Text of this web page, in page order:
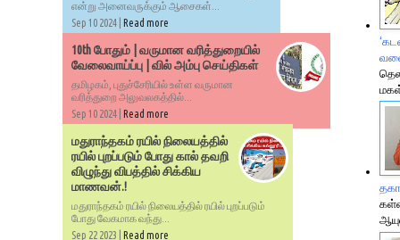
என்று அனைவருக்கும் ஆசைகள்...
Sep 10 2024 | Read more
10th போதும் | வருமான வரித்துறையில்
வேலைவாய்ப்பு | வில் அம்பு செய்திகள்
தமிழகம், புதுச்சேரியில் உள்ள வருமான
வரித்துறை அலுவலகத்தில்...
Sep 10 2024 | Read more
மதுராந்தகம் ரயில் நிலையத்தில்
ரயில் புறப்படும் போது கால் தவறி
விழுந்து விபத்தில் சிக்கிய
மாணவன்.!
மதுராந்தகம் ரயில் நிலையத்தில் ரயில் புறப்படும்
போது வேகமாக வந்து...
Sep 22 2023 | Read more